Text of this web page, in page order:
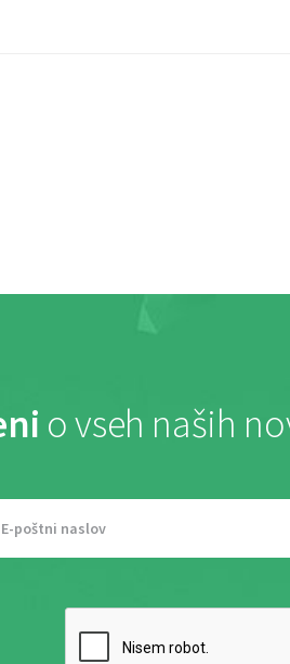
o vseh naših